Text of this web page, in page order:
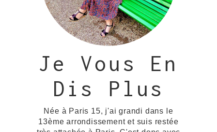
Je Vous En
Dis Plus
Née à Paris 15, j'ai grandi dans le
13ème arrondissement et suis restée